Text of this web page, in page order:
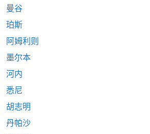
曼谷
珀斯
阿姆利则
墨尔本
河内
悉尼
胡志明
丹帕沙